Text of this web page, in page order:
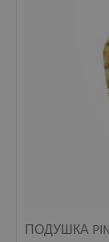
ПОДУШКА